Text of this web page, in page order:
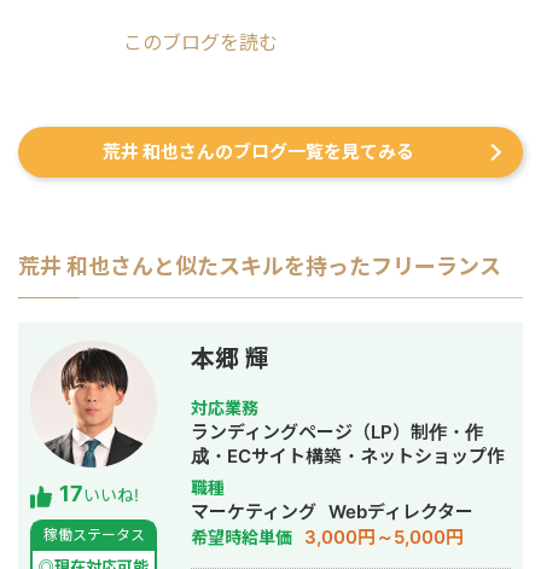
このブログを読む
荒井 和也さんのブログ一覧を見てみる
荒井 和也さんと似たスキルを持ったフリーランス
17いいね!
稼働ステータス
本郷 輝
対応業務
ランディングページ（LP）制作・作
成・ECサイト構築・ネットショップ作
成代行・SEO対策・記事作成代行・ラ
イティング・ホームページ制作・作
成・オウンドメディア制作・構築・運
用代行
職種
マーケティング Webディレクター
希望時給単価 3,000円～5,000円